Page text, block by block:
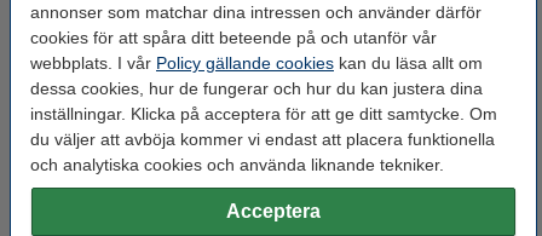
annonser som matchar dina intressen och använder därför
cookies för att spåra ditt beteende på och utanför vår
webbplats. I vår Policy gällande cookies kan du läsa allt om
dessa cookies, hur de fungerar och hur du kan justera dina
inställningar. Klicka på acceptera för att ge ditt samtycke. Om
du väljer att avböja kommer vi endast att placera funktionella
och analytiska cookies och använda liknande tekniker.
Acceptera
Material: PLA
Ral färg nr.: 3020
Varumärke: REAL
Produktkod: DPL00020